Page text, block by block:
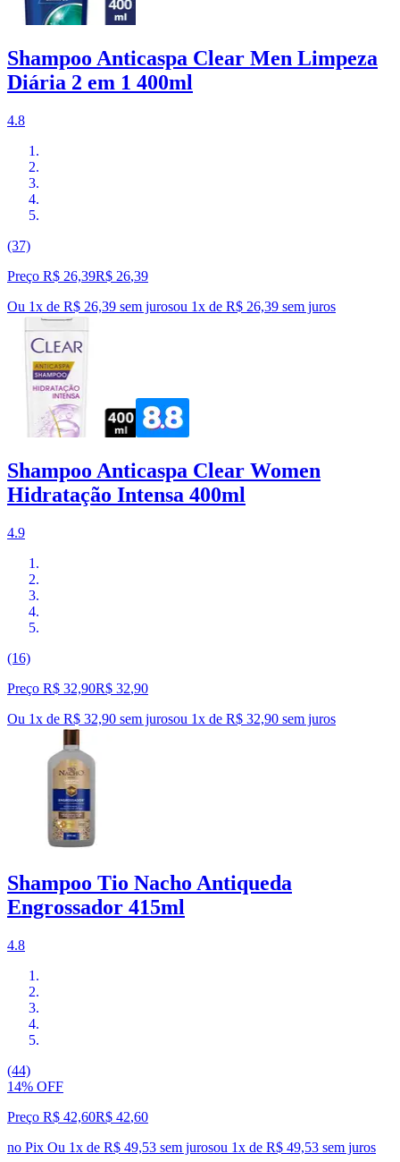
Shampoo Anticaspa Clear Men Limpeza
Diária 2 em 1 400ml
4.8
(37)
Preço R$ 26,39R$ 26,39
Ou 1x de R$ 26,39 sem jurosou 1x de R$ 26,39 sem juros
Shampoo Anticaspa Clear Women
Hidratação Intensa 400ml
4.9
(16)
Preço R$ 32,90R$ 32,90
Ou 1x de R$ 32,90 sem jurosou 1x de R$ 32,90 sem juros
Shampoo Tio Nacho Antiqueda
Engrossador 415ml
4.8
(44)
14% OFF
Preço R$ 42,60R$ 42,60
no Pix Ou 1x de R$ 49,53 sem jurosou 1x de R$ 49,53 sem juros